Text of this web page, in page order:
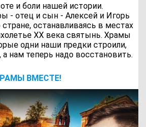
и боли нашей истории.
- отец и сын - Алексей и Игорь
останавливаясь в местах
ХХ века святынь. Храмы
одни наши предки строили,
а нам теперь надо восстановить.
ВМЕСТЕ!